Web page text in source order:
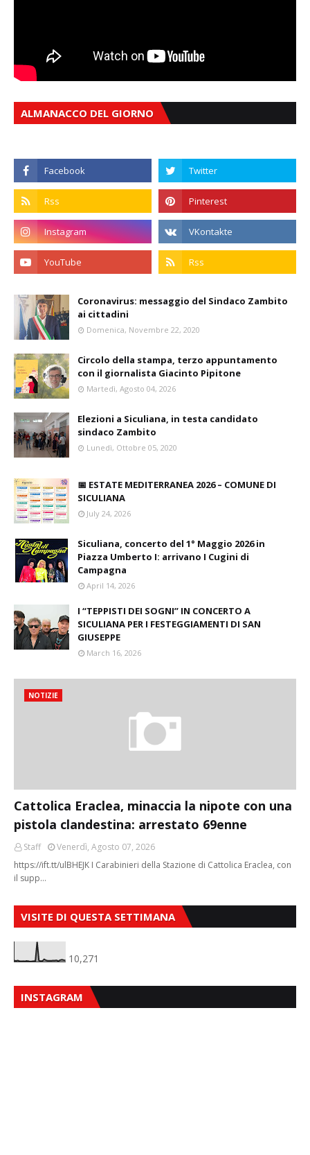
ALMANACCO DEL GIORNO
Coronavirus: messaggio del Sindaco Zambito
ai cittadini
Domenica, Novembre 22, 2020
Circolo della stampa, terzo appuntamento
con il giornalista Giacinto Pipitone
Martedì, Agosto 04, 2026
Elezioni a Siculiana, in testa candidato
sindaco Zambito
Lunedì, Ottobre 05, 2020
📅 ESTATE MEDITERRANEA 2026 – COMUNE DI
SICULIANA
July 24, 2026
Siculiana, concerto del 1° Maggio 2026 in
Piazza Umberto I: arrivano I Cugini di
Campagna
April 14, 2026
I “TEPPISTI DEI SOGNI” IN CONCERTO A
SICULIANA PER I FESTEGGIAMENTI DI SAN
GIUSEPPE
March 16, 2026
NOTIZIE
Cattolica Eraclea, minaccia la nipote con una
pistola clandestina: arrestato 69enne
Staff
Venerdì, Agosto 07, 2026
https://ift.tt/ulBHEJK I Carabinieri della Stazione di Cattolica Eraclea, con
il supp…
VISITE DI QUESTA SETTIMANA
10,271
INSTAGRAM